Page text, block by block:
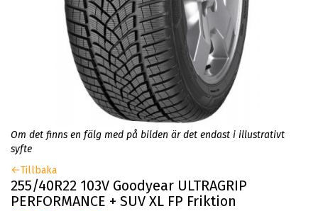
Om det finns en fälg med på bilden är det endast i illustrativt
syfte
Tillbaka
255/40R22 103V Goodyear ULTRAGRIP
PERFORMANCE + SUV XL FP Friktion